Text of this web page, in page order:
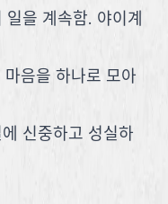
일을 계속함. 야이계
마음을 하나로 모아
에 신중하고 성실하